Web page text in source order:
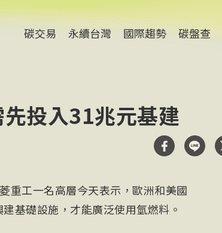
碳交易 永續台灣 國際趨勢 碳盤查
投入31兆元基建
重工一名高層今天表示，歐洲和美國
基礎設施，才能廣泛使用氫燃料。